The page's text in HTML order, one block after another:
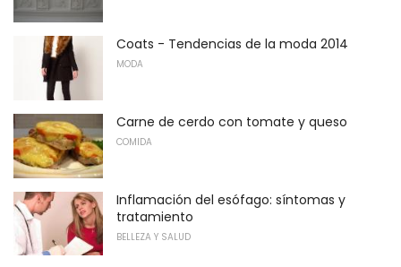
Coats - Tendencias de la moda 2014
MODA
Carne de cerdo con tomate y queso
COMIDA
Inflamación del esófago: síntomas y
tratamiento
BELLEZA Y SALUD